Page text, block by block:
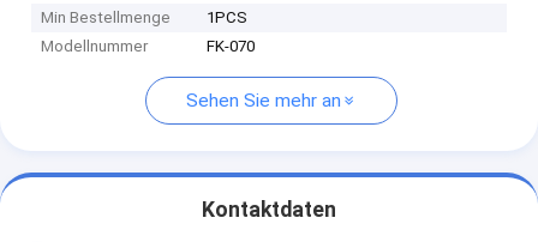
Min Bestellmenge
1PCS
Modellnummer
FK-070
Sehen Sie mehr an
Kontaktdaten